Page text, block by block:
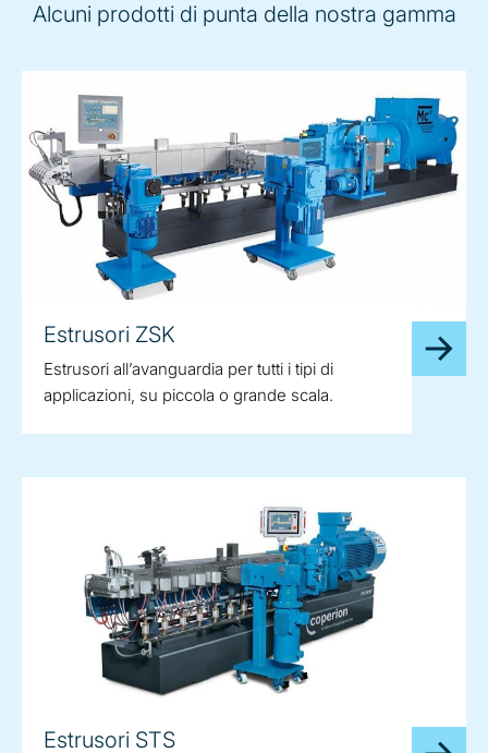
Alcuni prodotti di punta della nostra gamma
Estrusori ZSK
Estrusori all’avanguardia per tutti i tipi di
applicazioni, su piccola o grande scala.
Estrusori STS